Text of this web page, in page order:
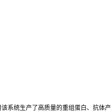
系统生产了高质量的重组蛋白、抗体